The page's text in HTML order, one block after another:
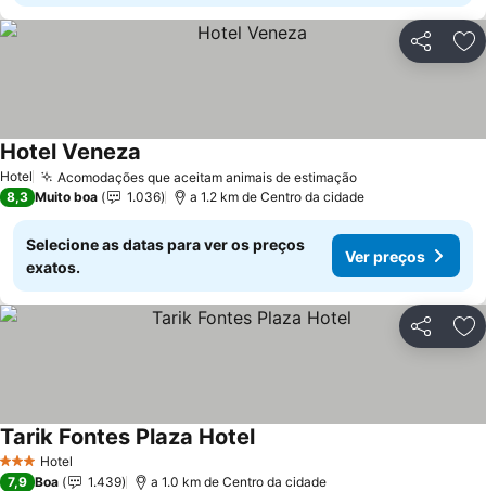
Partilhar
Hotel Acomodações que aceitam animais de estimação
Hotel Veneza
8,3 Muito boa 1.036 a 1.2 km de Centro da cidade
Selecione as datas para ver os preços
exatos.
Ver preços
Partilhar
3 EstrelasHotel
Tarik Fontes Plaza Hotel
7,9 Boa 1.439 a 1.0 km de Centro da cidade